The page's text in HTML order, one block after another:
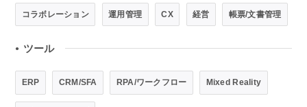
コラボレーション 運用管理 CX 経営 帳票/文書管理
● ツール
ERP CRM/SFA RPA/ワークフロー Mixed Reality